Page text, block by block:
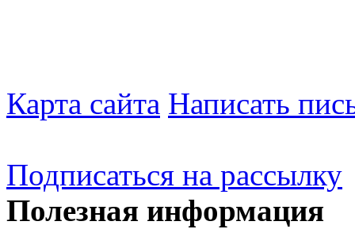
Карта сайта Написать
Подписаться на рассылку
Полезная информация